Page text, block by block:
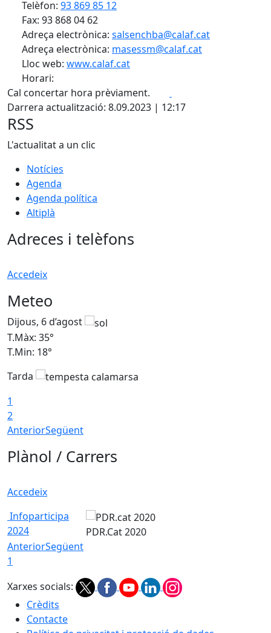
Telèfon: 93 869 85 12
Fax: 93 868 04 62
Adreça electrònica: salsenchba@calaf.cat
Adreça electrònica: masessm@calaf.cat
Lloc web: www.calaf.cat
Horari:
Cal concertar hora prèviament.
Darrera actualització: 8.09.2023 | 12:17
RSS
L'actualitat a un clic
Notícies
Agenda
Agenda política
Altiplà
Adreces i telèfons
Accedeix
Meteo
Dijous, 6 d’agost
T.Màx: 35°
T.Min: 18°
Tarda
1
2
AnteriorSegüent
Plànol / Carrers
Accedeix
Infoparticipa
2024
PDR.Cat 2020
AnteriorSegüent
1
Xarxes socials:
Crèdits
Contacte